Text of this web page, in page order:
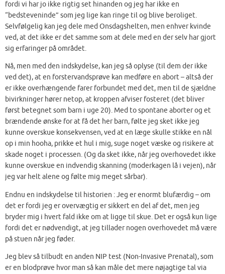
fordi vi har jo ikke rigtig set hinanden og jeg har ikke en
“bedsteveninde” som jeg lige kan ringe til og blive beroliget.
Selvfølgelig kan jeg dele med Onsdagshelten, men enhver kvinde
ved, at det ikke er det samme som at dele med en der selv har gjort
sig erfaringer på området.
Nå, men med den indskydelse, kan jeg så oplyse (til dem der ikke
ved det), at en forstervandsprøve kan medføre en abort – altså der
er ikke overhængende farer forbundet med det, men til de sjældne
bivirkninger hører netop, at kroppen afviser fosteret (det bliver
først betegnet som barn i uge 20). Med to spontane aborter og et
brændende ønske for at få det her barn, følte jeg sket ikke jeg
kunne overskue konsekvensen, ved at en læge skulle stikke en nål
op i min hooha, prikke et hul i mig, suge noget væske og risikere at
skade noget i processen. (Og da sket ikke, når jeg overhovedet ikke
kunne overskue en indvendig skanning (moderkagen lå i vejen), når
jeg var helt alene og følte mig meget sårbar).
Endnu en indskydelse til historien : Jeg er enormt blufærdig – om
det er fordi jeg er overvægtig er sikkert en del af det, men jeg
bryder mig i hvert fald ikke om at ligge til skue. Det er også kun lige
fordi det er nødvendigt, at jeg tillader nogen overhovedet må være
på stuen når jeg føder.
Jeg blev så tilbudt en anden NIP test (Non-Invasive Prenatal), som
er en blodprøve hvor man så kan måle det mere nøjagtige tal via